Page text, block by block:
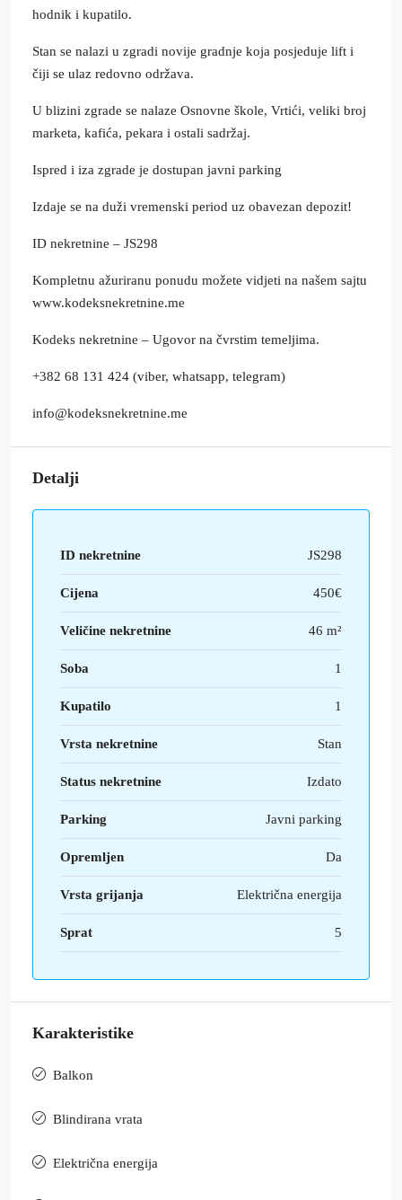
hodnik i kupatilo.
Stan se nalazi u zgradi novije gradnje koja posjeduje lift i
čiji se ulaz redovno održava.
U blizini zgrade se nalaze Osnovne škole, Vrtići, veliki broj
marketa, kafića, pekara i ostali sadržaj.
Ispred i iza zgrade je dostupan javni parking
Izdaje se na duži vremenski period uz obavezan depozit!
ID nekretnine – JS298
Kompletnu ažuriranu ponudu možete vidjeti na našem sajtu
www.kodeksnekretnine.me
Kodeks nekretnine – Ugovor na čvrstim temeljima.
+382 68 131 424 (viber, whatsapp, telegram)
info@kodeksnekretnine.me
Detalji
ID nekretnine JS298
Cijena 450€
Veličine nekretnine 46 m²
Soba 1
Kupatilo 1
Vrsta nekretnine Stan
Status nekretnine Izdato
Parking Javni parking
Opremljen Da
Vrsta grijanja Električna energija
Sprat 5
Karakteristike
Balkon
Blindirana vrata
Električna energija